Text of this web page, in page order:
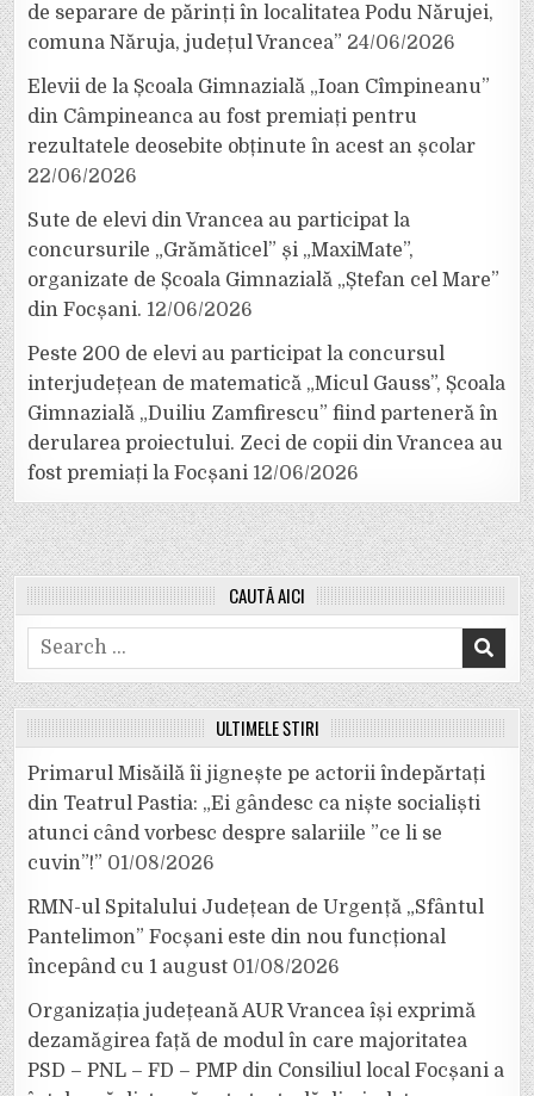
de separare de părinți în localitatea Podu Nărujei,
comuna Năruja, județul Vrancea” 24/06/2026
Elevii de la Școala Gimnazială „Ioan Cîmpineanu”
din Câmpineanca au fost premiați pentru
rezultatele deosebite obținute în acest an școlar
22/06/2026
Sute de elevi din Vrancea au participat la
concursurile „Grămăticel” și „MaxiMate”,
organizate de Școala Gimnazială „Ștefan cel Mare”
din Focșani. 12/06/2026
Peste 200 de elevi au participat la concursul
interjudețean de matematică „Micul Gauss”, Școala
Gimnazială „Duiliu Zamfirescu” fiind parteneră în
derularea proiectului. Zeci de copii din Vrancea au
fost premiați la Focșani 12/06/2026
CAUTĂ AICI
Search
for:
ULTIMELE ȘTIRI
Primarul Misăilă îi jignește pe actorii îndepărtați
din Teatrul Pastia: „Ei gândesc ca niște socialiști
atunci când vorbesc despre salariile ”ce li se
cuvin”!” 01/08/2026
RMN-ul Spitalului Județean de Urgență „Sfântul
Pantelimon” Focșani este din nou funcțional
începând cu 1 august 01/08/2026
Organizația județeană AUR Vrancea își exprimă
dezamăgirea față de modul în care majoritatea
PSD – PNL – FD – PMP din Consiliul local Focșani a